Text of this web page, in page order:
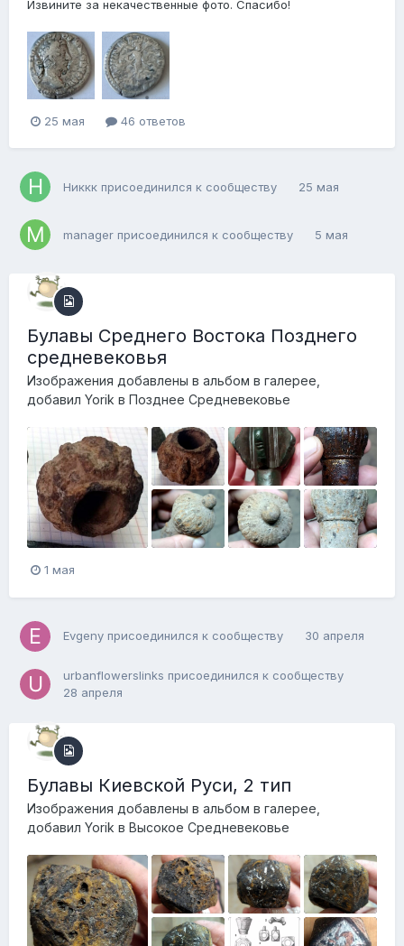
Извините за некачественные фото. Спасибо!
25 мая 46 ответов
Никкк присоединился к сообществу 25 мая
manager присоединился к сообществу 5 мая
Булавы Среднего Востока Позднего
средневековья
Изображения добавлены в альбом в галерее,
добавил Yorik в Позднее Средневековье
1 мая
Evgeny присоединился к сообществу 30 апреля
urbanflowerslinks присоединился к сообществу
28 апреля
Булавы Киевской Руси, 2 тип
Изображения добавлены в альбом в галерее,
добавил Yorik в Высокое Средневековье